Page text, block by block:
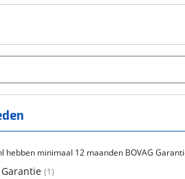
hebben minimaal 12 maanden BOVAG
Garantie (1)